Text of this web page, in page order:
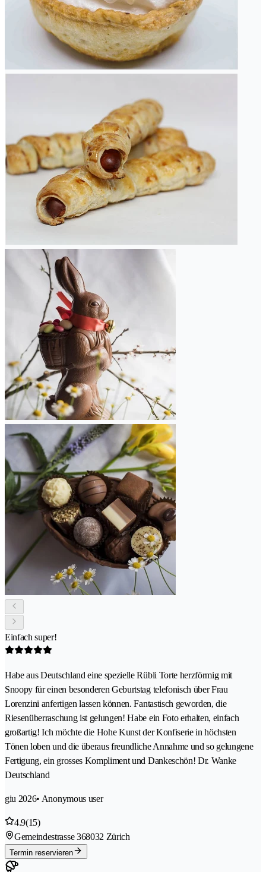
Einfach super!
Habe aus Deutschland eine spezielle Rübli Torte herzförmig mit
Snoopy für einen besonderen Geburtstag telefonisch über Frau
Lorenzini anfertigen lassen können. Fantastisch geworden, die
Riesenüberraschung ist gelungen! Habe ein Foto erhalten, einfach
großartig! Ich möchte die Hohe Kunst der Konfiserie in höchsten
Tönen loben und die überaus freundliche Annahme und so gelungene
Fertigung, ein grosses Kompliment und Dankeschön! Dr. Wanke
Deutschland
giu 2026• Anonymous user
4.9(15)
Gemeindestrasse 368032 Zürich
Termin reservieren